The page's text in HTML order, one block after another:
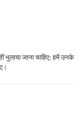
भुलाया जाना चाहिए; हमें उनके